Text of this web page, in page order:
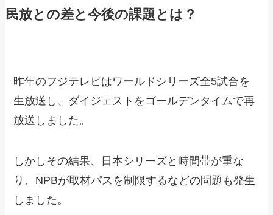
民放との差と今後の課題とは？
昨年のフジテレビはワールドシリーズ全5試合を
生放送し、ダイジェストをゴールデンタイムで再
放送しました。
しかしその結果、日本シリーズと時間帯が重な
り、NPBが取材パスを制限するなどの問題も発生
しました。